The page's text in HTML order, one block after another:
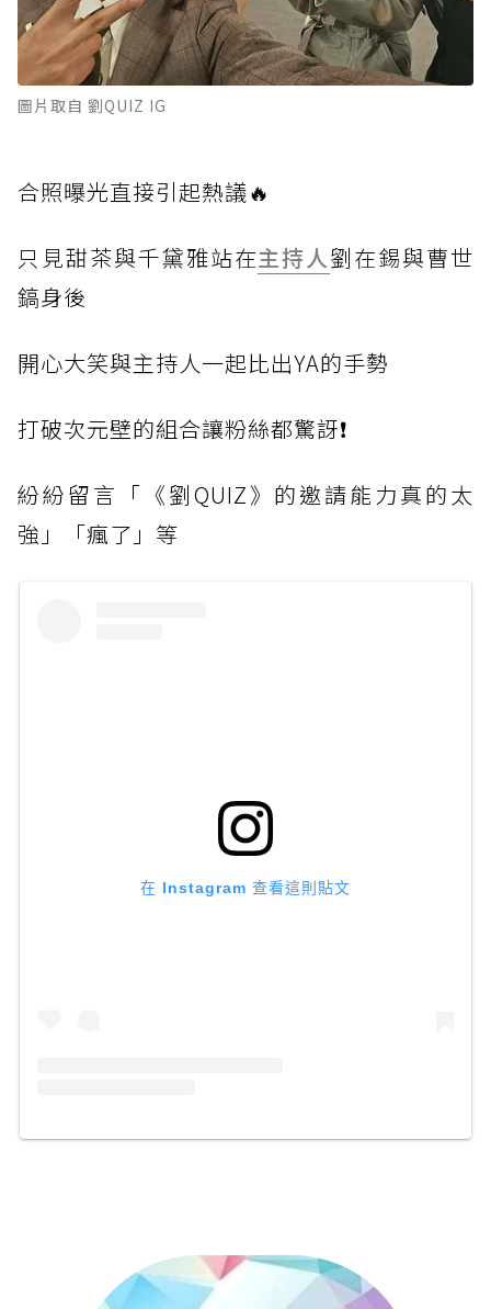
圖片取自 劉QUIZ IG
合照曝光直接引起熱議🔥
只見甜茶與千黛雅站在主持人劉在錫與曹世
鎬身後
開心大笑與主持人一起比出YA的手勢
打破次元壁的組合讓粉絲都驚訝❗️
紛紛留言「《劉QUIZ》的邀請能力真的太
強」「瘋了」等
在 Instagram 查看這則貼文